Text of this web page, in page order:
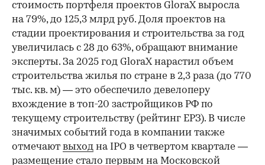
стоимость портфеля проектов GloraX выросла
на 79%, до 125,3 млрд руб. Доля проектов на
стадии проектирования и строительства за год
увеличилась с 28 до 63%, обращают внимание
эксперты. За 2025 год GloraX нарастил объем
строительства жилья по стране в 2,3 раза (до 770
тыс. кв. м) — это обеспечило девелоперу
вхождение в топ-20 застройщиков РФ по
текущему строительству (рейтинг ЕРЗ). В числе
значимых событий года в компании также
отмечают выход на IPO в четвертом квартале —
размещение стало первым на Московской